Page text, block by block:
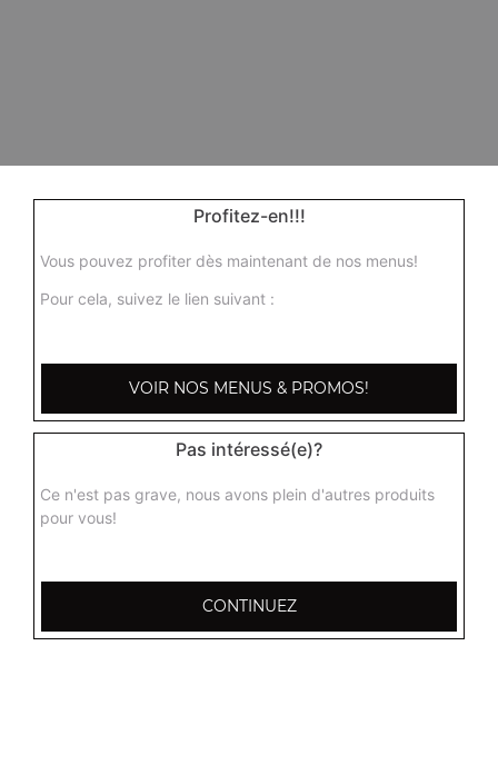
Profitez-en!!!
Vous pouvez profiter dès maintenant de nos menus!
Pour cela, suivez le lien suivant :
VOIR NOS MENUS & PROMOS!
Pas intéressé(e)?
Ce n'est pas grave, nous avons plein d'autres produits
pour vous!
CONTINUEZ